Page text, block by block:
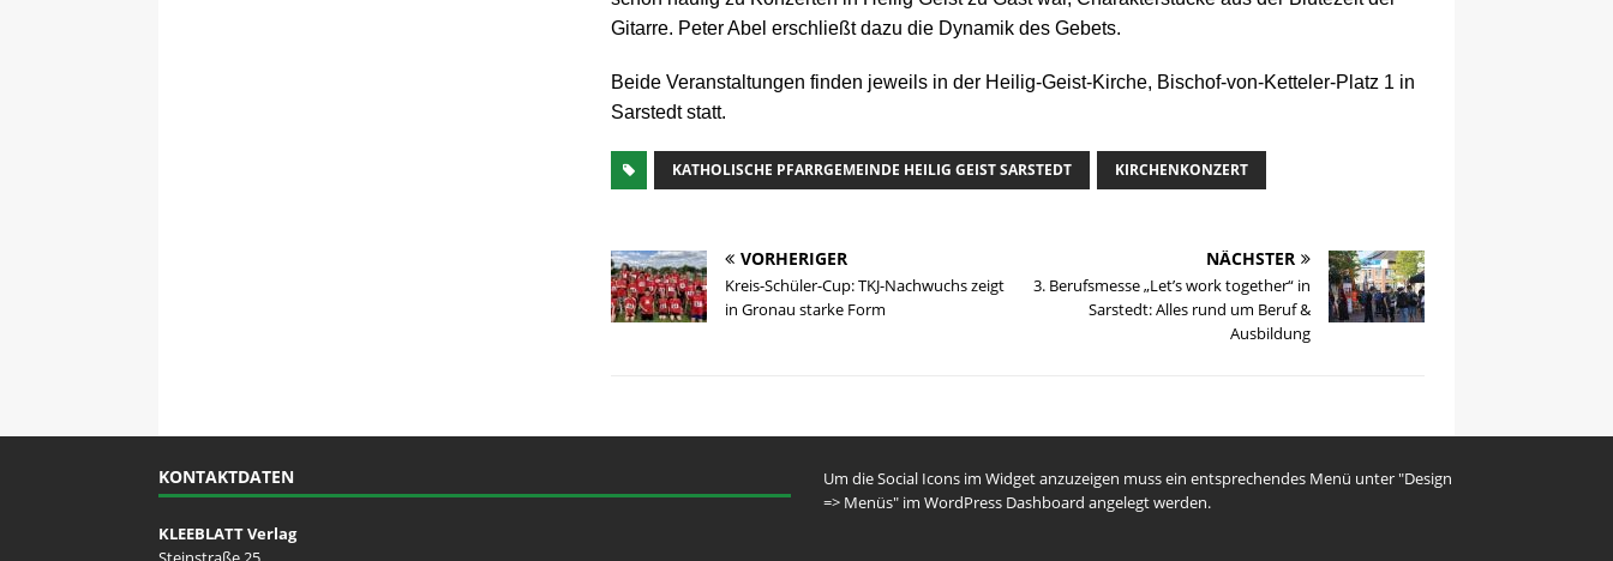
Gitarre. Peter Abel erschließt dazu die Dynamik des Gebets.
Beide Veranstaltungen finden jeweils in der Heilig-Geist-Kirche, Bischof-von-Ketteler-Platz 1 in
Sarstedt statt.
KATHOLISCHE PFARRGEMEINDE HEILIG GEIST SARSTEDT KIRCHENKONZERT
VORHERIGER
Kreis-Schüler-Cup: TKJ-Nachwuchs zeigt
in Gronau starke Form
NÄCHSTER
3. Berufsmesse „Let’s work together“ in
Sarstedt: Alles rund um Beruf &
Ausbildung
KONTAKTDATEN
KLEEBLATT Verlag
Um die Social Icons im Widget anzuzeigen muss ein entsprechendes Menü unter "Design
=> Menüs" im WordPress Dashboard angelegt werden.